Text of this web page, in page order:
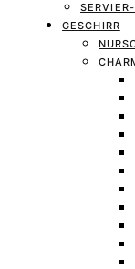
GESCHIRR